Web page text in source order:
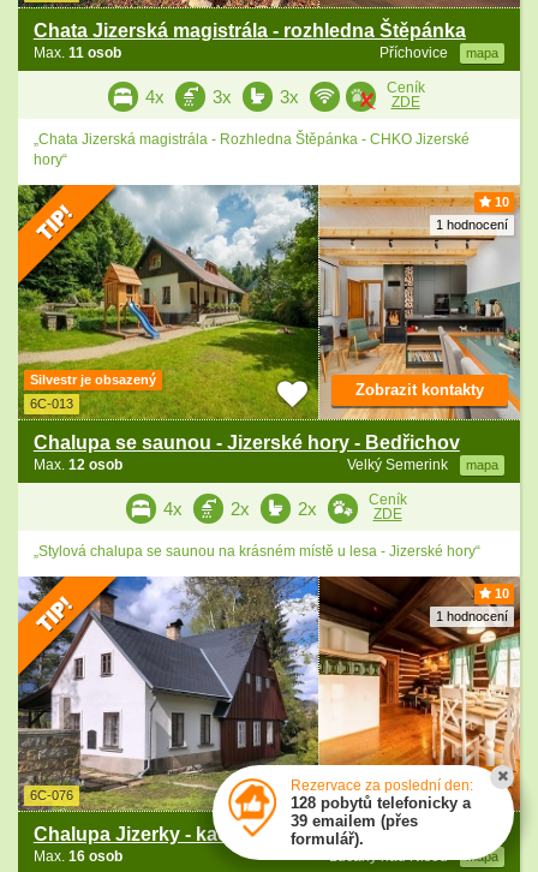
Chata Jizerská magistrála - rozhledna Štěpánka
Příchovice mapa
Max. 11 osob
4x 3x 3x
Ceník
ZDE
„Chata Jizerská magistrála - Rozhledna Štěpánka - CHKO Jizerské
hory“
10
1 hodnocení
Silvestr je obsazený
6C-013
Chalupa se saunou - Jizerské hory - Bedřichov
Velký Semerink mapa
Max. 12 osob
Zobrazit kontakty
4x 2x 2x
Ceník
ZDE
„Stylová chalupa se saunou na krásném místě u lesa - Jizerské hory“
10
1 hodnocení
6C-076
Chalupa Jizerky - kachlová kamna - Jindřichov
Lučany nad Nisou mapa
Max. 16 osob
Zobrazit kontakty
Rezervace za poslední den:
128 pobytů telefonicky a
39 emailem (přes
formulář).